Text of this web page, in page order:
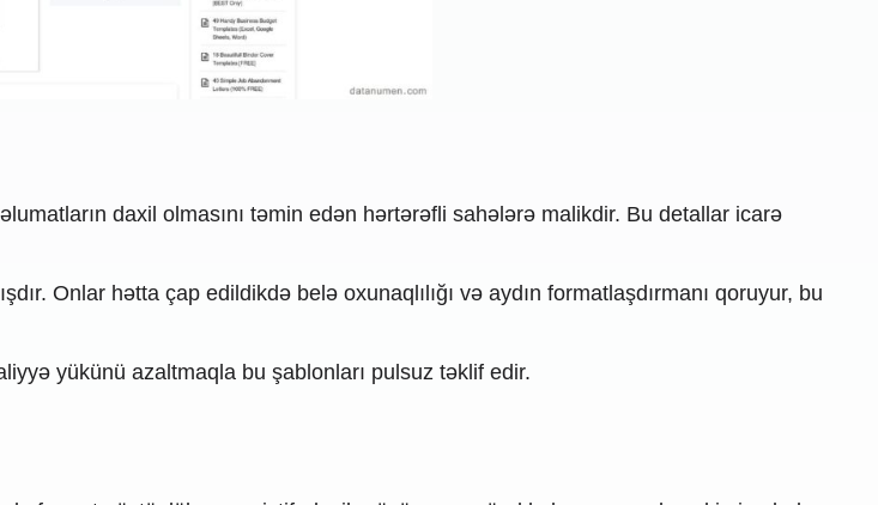
daxil olmasını təmin edən hərtərəfli sahələrə malikdir. Bu detallar icarə
Onlar hətta çap edildikdə belə oxunaqlılığı və aydın formatlaşdırmanı qoruyur, bu
yükünü azaltmaqla bu şablonları pulsuz təklif edir.